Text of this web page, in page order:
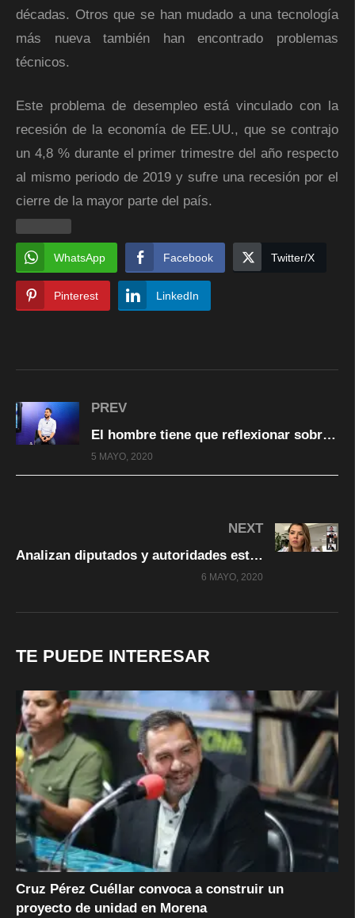
décadas. Otros que se han mudado a una tecnología
más nueva también han encontrado problemas
técnicos.
Este problema de desempleo está vinculado con la
recesión de la economía de EE.UU., que se contrajo
un 4,8 % durante el primer trimestre del año respecto
al mismo periodo de 2019 y sufre una recesión por el
cierre de la mayor parte del país.
WhatsApp Facebook Twitter/X
Pinterest LinkedIn
PREV
El hombre tiene que reflexionar sobre cómo actuar con su familia dentro del hogar
5 MAYO, 2020
NEXT
Analizan diputados y autoridades estatales la situación de seguridad en la Entidad ante la presencia del COVID-19
6 MAYO, 2020
TE PUEDE INTERESAR
Cruz Pérez Cuéllar convoca a construir un
proyecto de unidad en Morena